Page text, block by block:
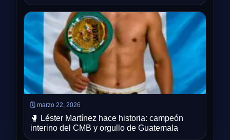
🗓️ marzo 22, 2026
🥊 Léster Martínez hace historia: campeón
interino del CMB y orgullo de Guatemala